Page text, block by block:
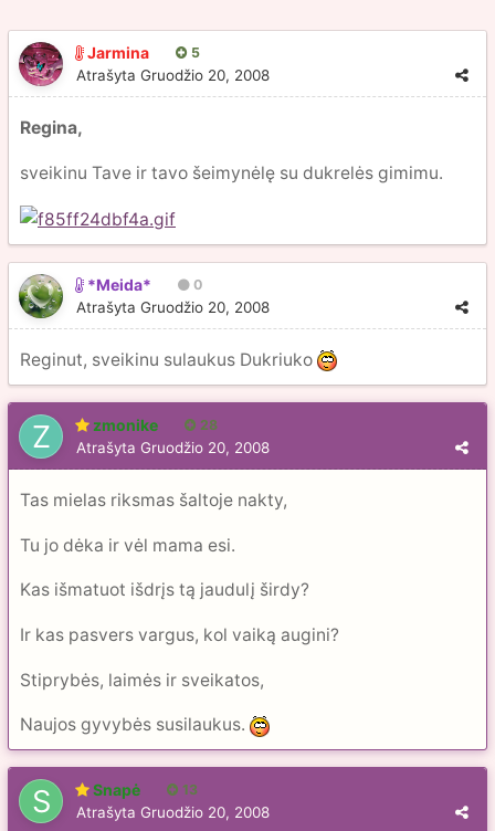
Jarmina 5
Atrašyta Gruodžio 20, 2008
Regina,
sveikinu Tave ir tavo šeimynėlę su dukrelės gimimu.
*Meida* 0
Atrašyta Gruodžio 20, 2008
Reginut, sveikinu sulaukus Dukriuko
zmonike 28
Atrašyta Gruodžio 20, 2008
Tas mielas riksmas šaltoje nakty,
Tu jo dėka ir vėl mama esi.
Kas išmatuot išdrįs tą jaudulį širdy?
Ir kas pasvers vargus, kol vaiką augini?
Stiprybės, laimės ir sveikatos,
Naujos gyvybės susilaukus.
Snapė 13
Atrašyta Gruodžio 20, 2008